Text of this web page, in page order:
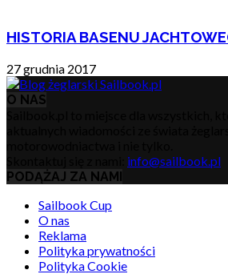
HISTORIA BASENU
27 grudnia 2017
O NAS
info@sailbook.pl
PODĄŻAJ ZA NAMI
Sailbook Cup
O nas
Reklama
Polityka prywatności
Polityka Cookie